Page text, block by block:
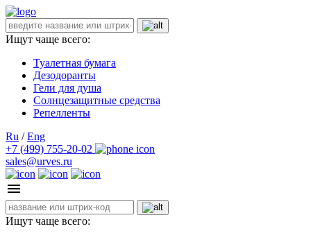
Ищут чаще всего:
Туалетная бумага
Дезодоранты
Гели для душа
Солнцезащитные средства
Репелленты
Ru / Eng
+7 (499) 755-20-02
sales@urves.ru
Ищут чаще всего: